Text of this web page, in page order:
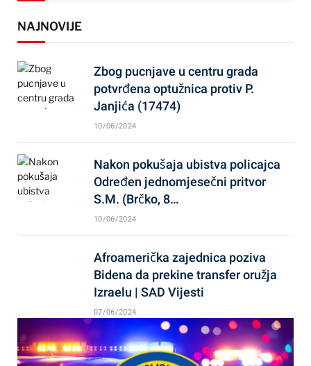
NAJNOVIJE
Zbog pucnjave u centru grada
potvrđena optužnica protiv P.
Janjića (17474)
10/06/2024
Nakon pokušaja ubistva policajca
Određen jednomjesečni pritvor
S.M. (Brčko, 8…
10/06/2024
Afroamerička zajednica poziva
Bidena da prekine transfer oružja
Izraelu | SAD Vijesti
07/06/2024